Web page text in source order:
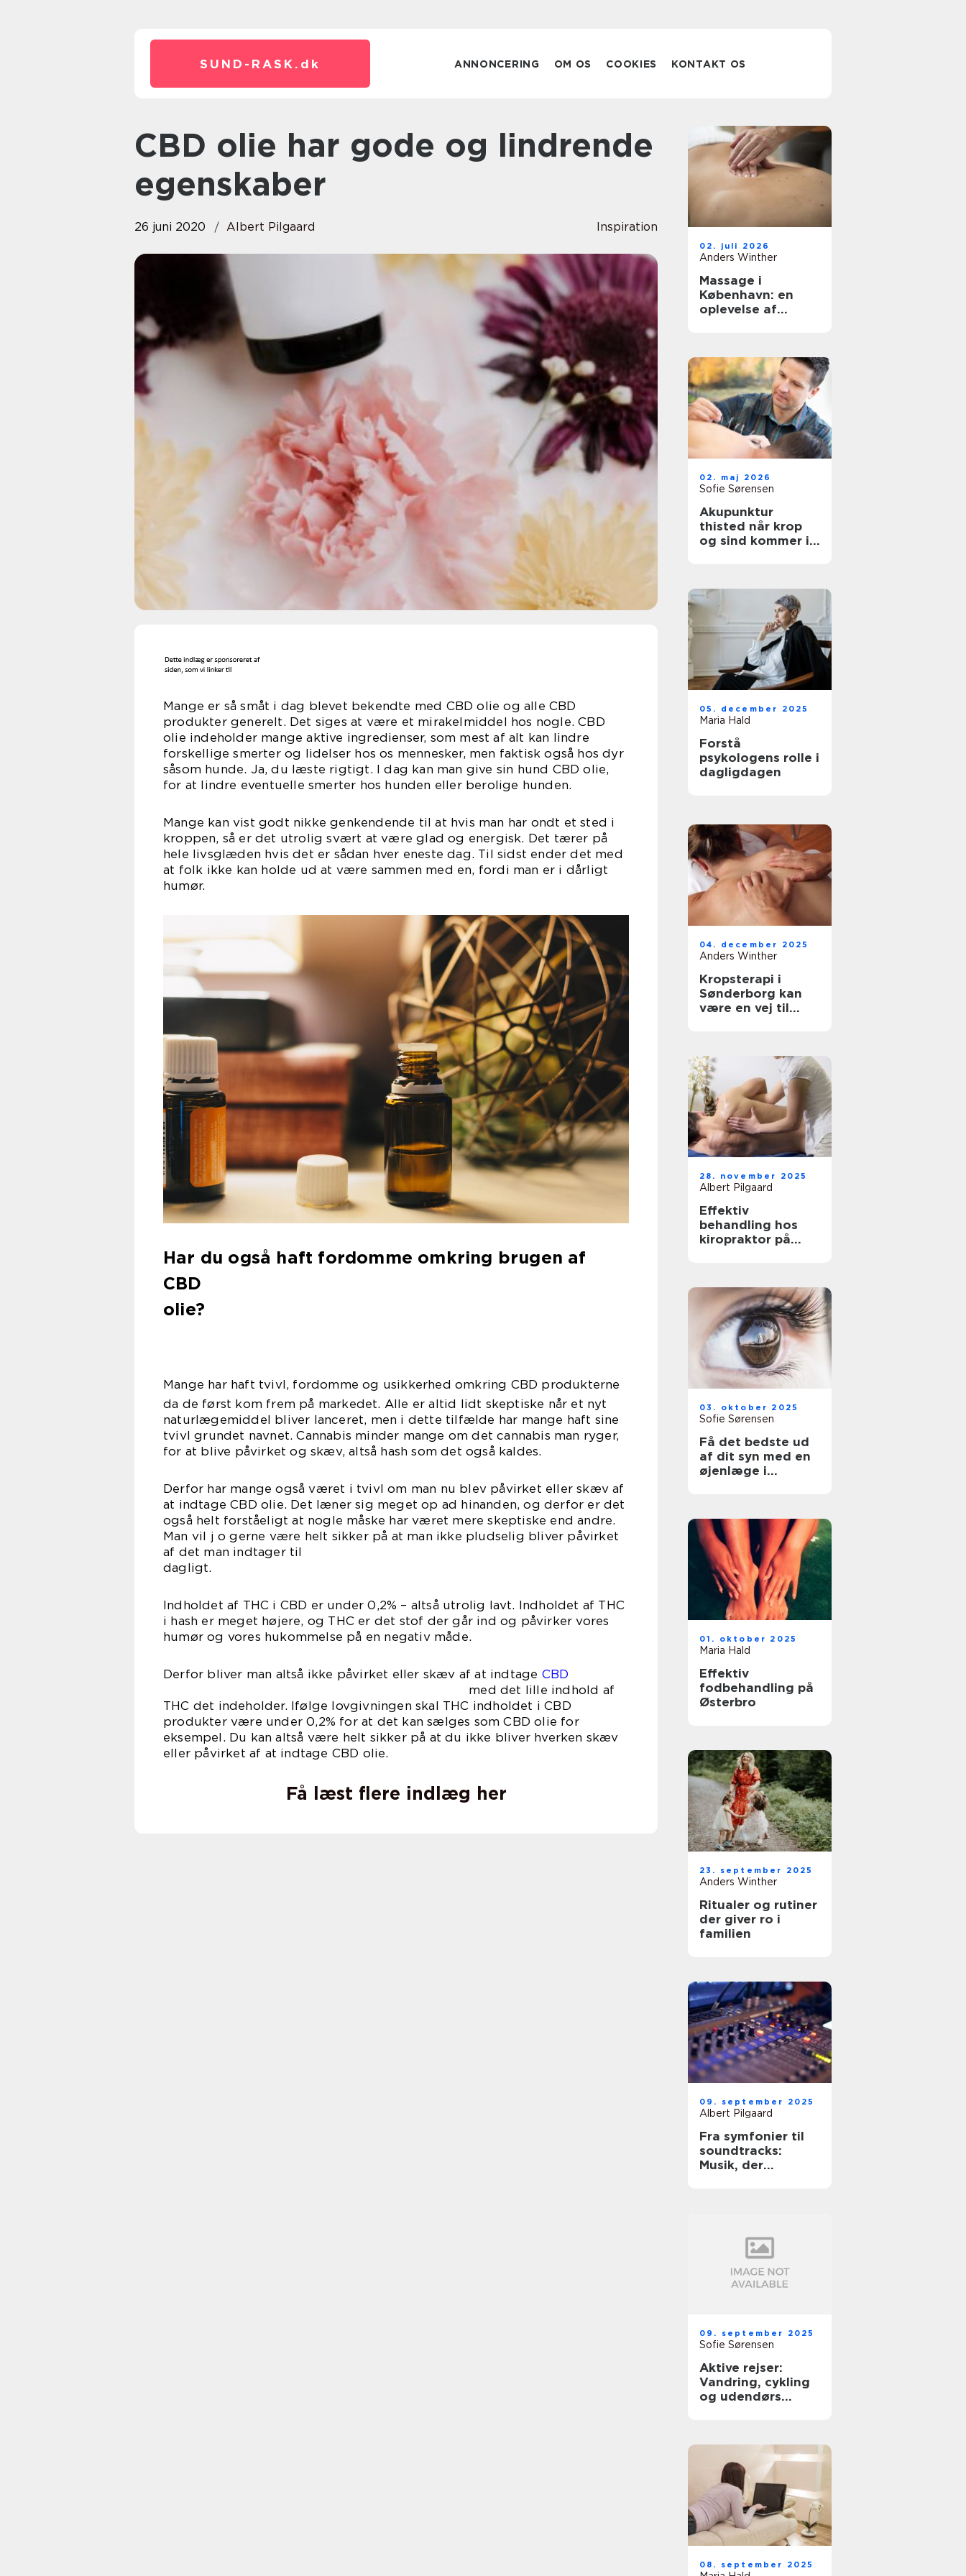
SUND-RASK. dk ANNONCERING OM OS COOKIES KONTAKT OS
CBD olie har gode og lindrende
egenskaber
26 juni 2020 Albert Pilgaard Inspiration
Mange er så småt i dag blevet bekendte med CBD olie og alle CBD
produkter generelt. Det siges at være et mirakelmiddel hos nogle. CBD
olie indeholder mange aktive ingredienser, som mest af alt kan lindre
forskellige smerter og lidelser hos os mennesker, men faktisk også hos dyr
såsom hunde. Ja, du læste rigtigt. I dag kan man give sin hund CBD olie,
for at lindre eventuelle smerter hos hunden eller berolige hunden.
Mange kan vist godt nikke genkendende til at hvis man har ondt et sted i
kroppen, så er det utrolig svært at være glad og energisk. Det tærer på
hele livsglæden hvis det er sådan hver eneste dag. Til sidst ender det med
at folk ikke kan holde ud at være sammen med en, fordi man er i dårligt
humør.
Har du også haft fordomme omkring brugen af
CBD
olie?
Mange har haft tvivl, fordomme og usikkerhed omkring CBD produkterne
da de først kom frem på markedet. Alle er altid lidt skeptiske når et nyt
naturlægemiddel bliver lanceret, men i dette tilfælde har mange haft sine
tvivl grundet navnet. Cannabis minder mange om det cannabis man ryger,
for at blive påvirket og skæv, altså hash som det også kaldes.
Derfor har mange også været i tvivl om man nu blev påvirket eller skæv af
at indtage CBD olie. Det læner sig meget op ad hinanden, og derfor er det
også helt forståeligt at nogle måske har været mere skeptiske end andre.
Man vil j o gerne være helt sikker på at man ikke pludselig bliver påvirket
af det man indtager til
dagligt.
Indholdet af THC i CBD er under 0,2% – altså utrolig lavt. Indholdet af THC
i hash er meget højere, og THC er det stof der går ind og påvirker vores
humør og vores hukommelse på en negativ måde.
Derfor bliver man altså ikke påvirket eller skæv af at indtage CBD
med det lille indhold af
THC det indeholder. Ifølge lovgivningen skal THC indholdet i CBD
produkter være under 0,2% for at det kan sælges som CBD olie for
eksempel. Du kan altså være helt sikker på at du ikke bliver hverken skæv
eller påvirket af at indtage CBD olie.
Få læst flere indlæg her
02. juli 2026
Anders Winther
Massage i
København: en
oplevelse af
02. maj 2026
Sofie Sørensen
Akupunktur
thisted når krop
og sind kommer i
05. december 2025
Maria Hald
Forstå
psykologens rolle i
dagligdagen
04. december 2025
Anders Winther
Kropsterapi i
Sønderborg kan
være en vej til
28. november 2025
Albert Pilgaard
Effektiv
behandling hos
kiropraktor på
03. oktober 2025
Sofie Sørensen
Få det bedste ud
af dit syn med en
øjenlæge i
01. oktober 2025
Maria Hald
Effektiv
fodbehandling på
Østerbro
23. september 2025
Anders Winther
Ritualer og rutiner
der giver ro i
familien
09. september 2025
Albert Pilgaard
Fra symfonier til
soundtracks:
Musik, der
09. september 2025
Sofie Sørensen
Aktive rejser:
Vandring, cykling
og udendørs
08. september 2025